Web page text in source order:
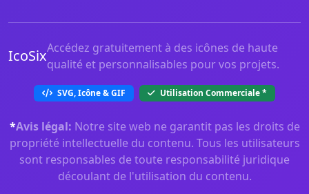
IcoSixAccédez gratuitement à des icônes de haute
qualité et personnalisables pour vos projets.
SVG, Icône & GIF Utilisation Commerciale*
*Avis légal: Notre site web ne garantit pas les droits de
propriété intellectuelle du contenu. Tous les utilisateurs
sont responsables de toute responsabilité juridique
découlant de l'utilisation du contenu.